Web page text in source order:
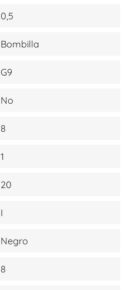
0,5
Bombilla
G9
No
8
1
20
I
Negro
8